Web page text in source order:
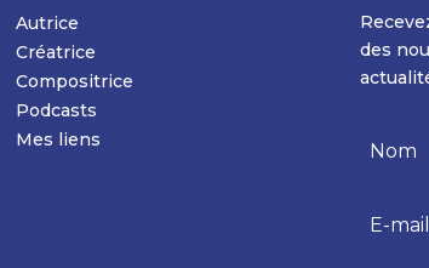
Autrice
Créatrice
Compositrice
Podcasts
Mes liens
des